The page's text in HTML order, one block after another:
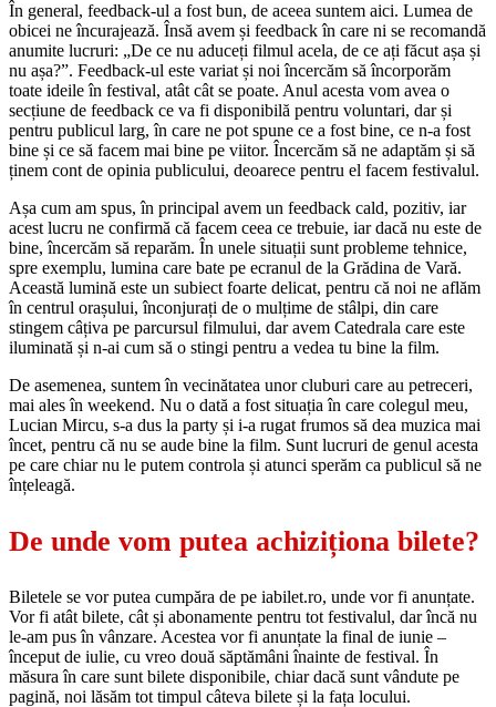
În general, feedback-ul a fost bun, de aceea suntem aici. Lumea de
obicei ne încurajează. Însă avem și feedback în care ni se recomandă
anumite lucruri: „De ce nu aduceți filmul acela, de ce ați făcut așa și
nu așa?”. Feedback-ul este variat și noi încercăm să încorporăm
toate ideile în festival, atât cât se poate. Anul acesta vom avea o
secțiune de feedback ce va fi disponibilă pentru voluntari, dar și
pentru publicul larg, în care ne pot spune ce a fost bine, ce n-a fost
bine și ce să facem mai bine pe viitor. Încercăm să ne adaptăm și să
ținem cont de opinia publicului, deoarece pentru el facem festivalul.
Așa cum am spus, în principal avem un feedback cald, pozitiv, iar
acest lucru ne confirmă că facem ceea ce trebuie, iar dacă nu este de
bine, încercăm să reparăm. În unele situații sunt probleme tehnice,
spre exemplu, lumina care bate pe ecranul de la Grădina de Vară.
Această lumină este un subiect foarte delicat, pentru că noi ne aflăm
în centrul orașului, înconjurați de o mulțime de stâlpi, din care
stingem câțiva pe parcursul filmului, dar avem Catedrala care este
iluminată și n-ai cum să o stingi pentru a vedea tu bine la film.
De asemenea, suntem în vecinătatea unor cluburi care au petreceri,
mai ales în weekend. Nu o dată a fost situația în care colegul meu,
Lucian Mircu, s-a dus la party și i-a rugat frumos să dea muzica mai
încet, pentru că nu se aude bine la film. Sunt lucruri de genul acesta
pe care chiar nu le putem controla și atunci sperăm ca publicul să ne
înțeleagă.
De unde vom putea achiziționa bilete?
Biletele se vor putea cumpăra de pe iabilet.ro, unde vor fi anunțate.
Vor fi atât bilete, cât și abonamente pentru tot festivalul, dar încă nu
le-am pus în vânzare. Acestea vor fi anunțate la final de iunie –
început de iulie, cu vreo două săptămâni înainte de festival. În
măsura în care sunt bilete disponibile, chiar dacă sunt vândute pe
pagină, noi lăsăm tot timpul câteva bilete și la fața locului.